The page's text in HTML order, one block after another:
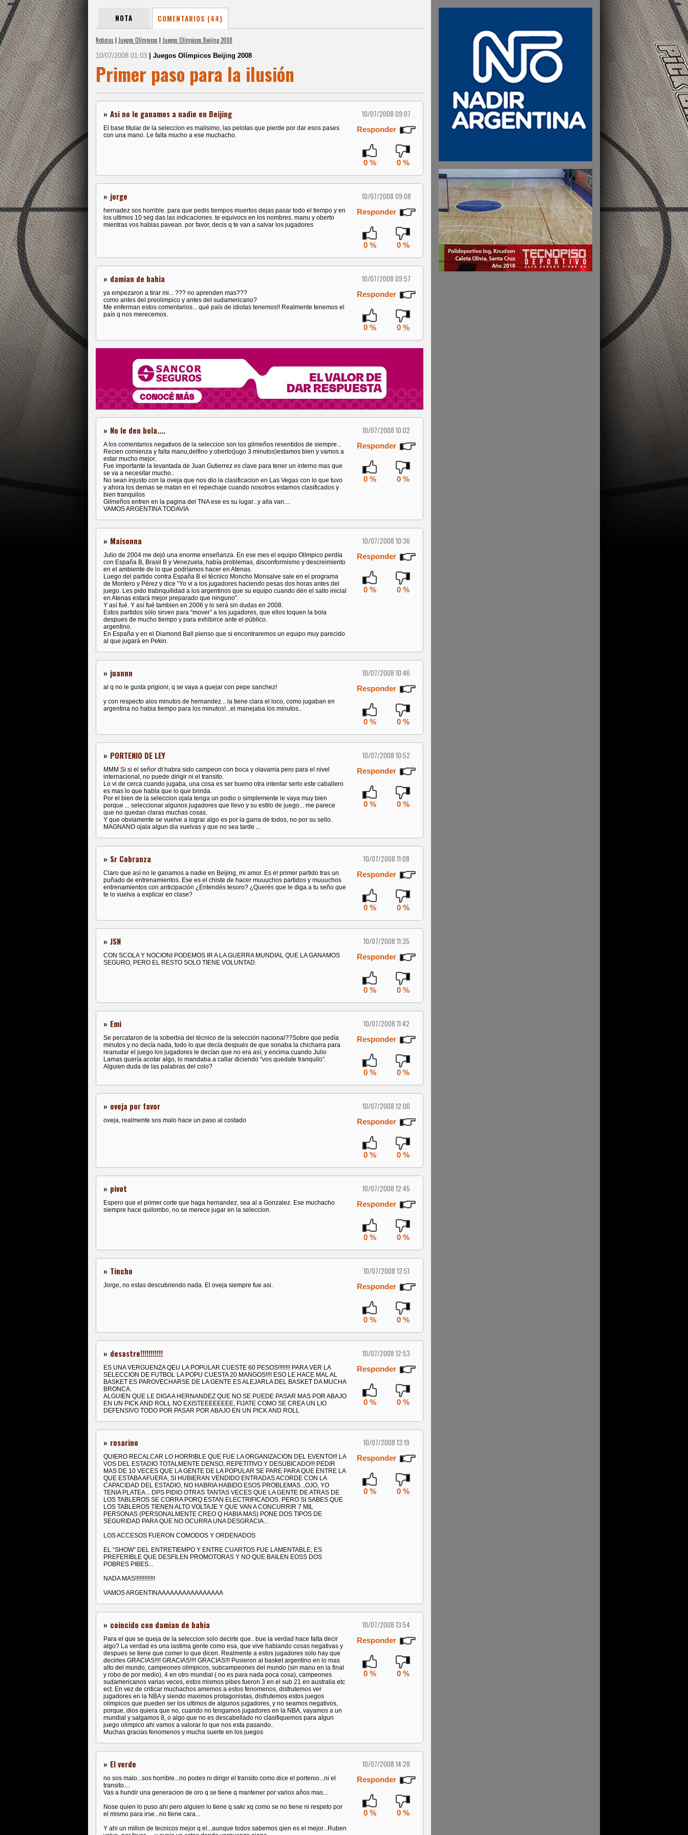
NOTA COMENTARIOS (44)
Noticias | Juegos Olímpicos | Juegos Olímpicos Beijing 2008
10/07/2008 01:03 | Juegos Olímpicos Beijing 2008
Primer paso para la ilusión
» Asi no le ganamos a nadie en Beijing 10/07/2008 09:07
El base titular de la seleccion es malisimo, las pelotas que pierde por dar esos pases
con una mano. Le falta mucho a ese muchacho.
Responder
0 % 0 %
» jorge 10/07/2008 09:08
hernadez sos horrible. para que pedis tiempos muertos dejas pasar todo el tiempo y en
los ultimos 10 seg das las indicaciones. te equivocs en los nombres. manu y oberto
mientras vos hablas pavean. por favor, decis q te van a salvar los jugadores
Responder
0 % 0 %
» damian de bahia 10/07/2008 09:57
ya empezaron a tirar mi... ??? no aprenden mas???
como antes del preolimpico y antes del sudamericano?
Me enferman estos comentarios... qué país de idiotas tenemos!! Realmente tenemos el
país q nos merecemos.
Responder
0 % 0 %
» No le den bola.... 10/07/2008 10:02
A los comentarios negativos de la seleccion son los gilmeños resentidos de siempre...
Recien comienza y falta manu,delfino y oberto(jugo 3 minutos)estamos bien y vamos a
estar mucho mejor..
Fue importante la levantada de Juan Gutierrez es clave para tener un interno mas que
se va a necesitar mucho..
No sean injusto con la oveja que nos dio la clasificacion en Las Vegas con lo que tuvo
y ahora los demas se matan en el repechaje cuando nosotros estamos clasificados y
bien tranquilos
Gilmeños entren en la pagina del TNA ese es su lugar...y alla van....
VAMOS ARGENTINA TODAVIA
Responder
0 % 0 %
» Maisonna 10/07/2008 10:36
Julio de 2004 me dejó una enorme enseñanza. En ese mes el equipo Olímpico perdía
con España B, Brasil B y Venezuela, había problemas, disconformismo y descreimiento
en el ambiente de lo que podríamos hacer en Atenas.
Luego del partido contra España B el técnico Moncho Monsalve sale en el programa
de Montero y Pérez y dice “Yo vi a los jugadores haciendo pesas dos horas antes del
juego. Les pido trabnquilidad a los argentinos que su equipo cuando dén el salto inicial
en Atenas estará mejor preparado que ninguno”.
Y así fué. Y así fué tambien en 2006 y lo será sin dudas en 2008.
Estos partidos sólo sirven para “mover” a los jugadores, que ellos toquen la bola
despues de mucho tiempo y para exhibirce ante el público.
argentino.
En España y en el Diamond Ball pienso que si encontraremos un equipo muy parecido
al que jugará en Pekin.
Responder
0 % 0 %
» juannn 10/07/2008 10:46
al q no le gusta prigioni, q se vaya a quejar con pepe sanchez!
y con respecto alos minutos de hernandez... la tiene clara el loco, como jugaban en
argentina no habia tiempo para los minutos!...el manejaba los minutos..
Responder
0 % 0 %
» PORTENIO DE LEY 10/07/2008 10:52
MMM Si si el señor dt habra sido campeon con boca y olavarria pero para el nivel
internacional, no puede dirigir ni el transito.
Lo vi de cerca cuando jugaba, una cosa es ser bueno otra intentar serlo este caballero
es mas lo que habla que lo que brinda.
Por el bien de la seleccion ojala tenga un podio o simplemente le vaya muy bien
porque ... seleccionar algunos jugadores que llevo y su estilo de juego... me parece
que no quedan claras muchas cosas.
Y que obviamente se vuelve a lograr algo es por la garra de todos, no por su sello.
MAGNANO ojala algun dia vuelvas y que no sea tarde ...
Responder
0 % 0 %
» Sr Cobranza 10/07/2008 11:08
Claro que así no le ganamos a nadie en Beijing, mi amor. Es el primer partido tras un
puñado de entrenamientos. Ese es el chiste de hacer muuuchos partidos y muuuchos
entrenamientos con anticipación ¿Entendés tesoro? ¿Querés que le diga a tu seño que
te lo vuelva a explicar en clase?
Responder
0 % 0 %
» JSN 10/07/2008 11:35
CON SCOLA Y NOCIONI PODEMOS IR A LA GUERRA MUNDIAL QUE LA GANAMOS
SEGURO, PERO EL RESTO SOLO TIENE VOLUNTAD.
Responder
0 % 0 %
» Emi 10/07/2008 11:42
Se percataron de la soberbia del técnico de la selección nacional??Sobre que pedía
minutos y no decía nada, todo lo que decía después de que sonaba la chicharra para
reanudar el juego los jugadores le decían que no era así; y encima cuando Julio
Lamas quería acotar algo, lo mandaba a callar diciendo “vos quedate tranquilo”.
Alguien duda de las palabras del colo?
Responder
0 % 0 %
» oveja por favor 10/07/2008 12:00
oveja, realmente sos malo hace un paso al costado Responder
0 % 0 %
» pivot 10/07/2008 12:45
Espero que el primer corte que haga hernandez, sea al a Gonzalez. Ese muchacho
siempre hace quilombo, no se merece jugar en la seleccion.
Responder
0 % 0 %
» Tincho 10/07/2008 12:51
Jorge, no estas descubriendo nada. El oveja siempre fue asi. Responder
0 % 0 %
» desastre!!!!!!!!!!! 10/07/2008 12:53
ES UNA VERGUENZA QEU LA POPULAR CUESTE 60 PESOS!!!!!!!! PARA VER LA
SELECCION DE FUTBOL LA POPU CUESTA 20 MANGOS!!!! ESO LE HACE MAL AL
BASKET ES PAROVECHARSE DE LA GENTE ES ALEJARLA DEL BASKET DA MUCHA
BRONCA.
ALGUIEN QUE LE DIGA A HERNANDEZ QUE NO SE PUEDE PASAR MAS POR ABAJO
EN UN PICK AND ROLL NO EXISTEEEEEEEE, FIJATE COMO SE CREA UN LIO
DEFENSIVO TODO POR PASAR POR ABAJO EN UN PICK AND ROLL
Responder
0 % 0 %
» rosarino 10/07/2008 13:19
QUIERO RECALCAR LO HORRIBLE QUE FUE LA ORGANIZACION DEL EVENTO!!! LA
VOS DEL ESTADIO TOTALMENTE DENSO, REPETITIVO Y DESUBICADO!!! PEDIR
MAS DE 10 VECES QUE LA GENTE DE LA POPULAR SE PARE PARA QUE ENTRE LA
QUE ESTABA AFUERA, SI HUBIERAN VENDIDO ENTRADAS ACORDE CON LA
CAPACIDAD DEL ESTADIO, NO HABRIA HABIDO ESOS PROBLEMAS...OJO, YO
TENIA PLATEA... DPS PIDIO OTRAS TANTAS VECES QUE LA GENTE DE ATRAS DE
LOS TABLEROS SE CORRA PORQ ESTAN ELECTRIFICADOS. PERO SI SABES QUE
LOS TABLEROS TIENEN ALTO VOLTAJE Y QUE VAN A CONCURRIR 7 MIL
PERSONAS (PERSONALMENTE CREO Q HABIA MAS) PONE DOS TIPOS DE
SEGURIDAD PARA QUE NO OCURRA UNA DESGRACIA...
LOS ACCESOS FUERON COMODOS Y ORDENADOS
EL “SHOW” DEL ENTRETIEMPO Y ENTRE CUARTOS FUE LAMENTABLE, ES
PREFERIBLE QUE DESFILEN PROMOTORAS Y NO QUE BAILEN EOSS DOS
POBRES PIBES...
NADA MAS!!!!!!!!!!!!!
VAMOS ARGENTINAAAAAAAAAAAAAAAA
Responder
0 % 0 %
» coincido con damian de bahia 10/07/2008 13:54
Para el que se queja de la seleccion solo decirte que.. bue la verdad hace falta decir
algo? La verdad es una lastima gente como esa, que vive hablando cosas negativas y
despues se tiene que comer lo que dicen. Realmente a estos jugadores solo hay que
decirles GRACIAS!!!! GRACIAS!!!! GRACIAS!!! Pusieron al basket argentino en lo mas
alto del mundo, campeones olimpicos, subcampeones del mundo (sin manu en la final
y robo de por medio), 4 en otro mundial ( no es para nada poca cosa), campeones
sudamericanos varias veces, estos mismos pibes fueron 3 en el sub 21 en australia etc
ect. En vez de criticar muchachos amemos a estos fenomenos, disfrutemos ver
jugadores en la NBA y siendo maximos protagonistas, disfrutemos estos juegos
olimpicos que pueden ser los ultimos de algunos jugadores, y no seamos negativos,
porque, dios quiera que no, cuando no tengamos jugadores en la NBA, vayamos a un
mundial y salgamos 8, o algo que no es descabellado no clasifiquemos para algun
juego olimpico ahi vamos a valorar lo que nos esta pasando..
Muchas gracias fenomenos y mucha suerte en los juegos
Responder
0 % 0 %
» El verde 10/07/2008 14:28
no sos malo...sos horrible...no podes ni dirigir el transito como dice el portenio...ni el
transito....
Vas a hundir una generacion de oro q se tiene q mantener por varios años mas...
Nose quien lo puso ahi pero alguien lo tiene q sakr xq como se no tiene ni respeto por
el mismo para irse...no tiene cara...
Y ahi un millon de tecnicos mejor q el...aunque todos sabemos qien es el mejor...Ruben
Responder
0 % 0 %